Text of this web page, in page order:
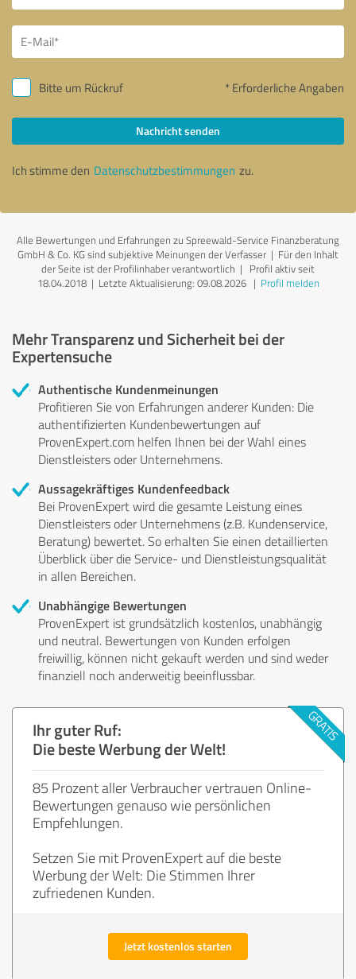
Bitte um Rückruf * Erforderliche Angaben
Nachricht senden
Ich stimme den Datenschutzbestimmungen zu.
Alle Bewertungen und Erfahrungen zu Spreewald-Service Finanzberatung
GmbH & Co. KG sind subjektive Meinungen der Verfasser | Für den Inhalt
der Seite ist der Profilinhaber verantwortlich | Profil aktiv seit
18.04.2018 | Letzte Aktualisierung: 09.08.2026| Profil melden
Mehr Transparenz und Sicherheit bei der
Expertensuche
Authentische Kundenmeinungen
Profitieren Sie von Erfahrungen anderer Kunden: Die
authentifizierten Kundenbewertungen auf
ProvenExpert.com helfen Ihnen bei der Wahl eines
Dienstleisters oder Unternehmens.
Aussagekräftiges Kundenfeedback
Bei ProvenExpert wird die gesamte Leistung eines
Dienstleisters oder Unternehmens (z.B. Kundenservice,
Beratung) bewertet. So erhalten Sie einen detaillierten
Überblick über die Service- und Dienstleistungsqualität
in allen Bereichen.
Unabhängige Bewertungen
ProvenExpert ist grundsätzlich kostenlos, unabhängig
und neutral. Bewertungen von Kunden erfolgen
freiwillig, können nicht gekauft werden und sind weder
finanziell noch anderweitig beeinflussbar.
Ihr guter Ruf:
Die beste Werbung der Welt!
85 Prozent aller Verbraucher vertrauen Online-
Bewertungen genauso wie persönlichen
Empfehlungen.
Setzen Sie mit ProvenExpert auf die beste
Werbung der Welt: Die Stimmen Ihrer
zufriedenen Kunden.
Jetzt kostenlos starten